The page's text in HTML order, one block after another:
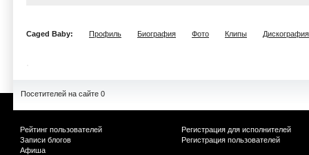
Caged Baby: Профиль Биография Фото Клипы Дискография
Посетителей на сайте 0
Рейтинг пользователей
Записи блогов
Афиша
Регистрация для исполнителей
Регистрация пользователей